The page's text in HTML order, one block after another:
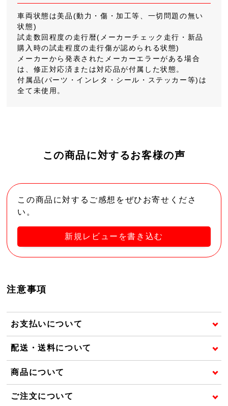
車両状態は美品(動力・傷・加工等、一切問題の無い
状態)
試走数回程度の走行暦(メーカーチェック走行・新品
購入時の試走程度の走行傷が認められる状態)
メーカーから発表されたメーカーエラーがある場合
は、修正対応済または対応品が付属した状態。
付属品(パーツ・インレタ・シール・ステッカー等)は
全て未使用。
この商品に対するお客様の声
この商品に対するご感想をぜひお寄せくださ
い。
新規レビューを書き込む
注意事項
お支払いについて
配送・送料について
商品について
ご注文について